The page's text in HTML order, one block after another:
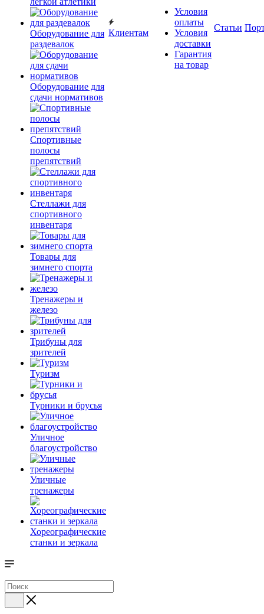
Оборудование для
раздевалок
Оборудование для
сдачи нормативов
Спортивные
полосы
препятствий
Стеллажи для
спортивного
инвентаря
Товары для
зимнего спорта
Тренажеры и
железо
Трибуны для
зрителей
Туризм
Турники и брусья
Уличное
благоустройство
Уличные
тренажеры
Хореографические
станки и зеркала
Клиентам
Условия
оплаты
Условия
доставки
Гарантия
на товар
Статьи